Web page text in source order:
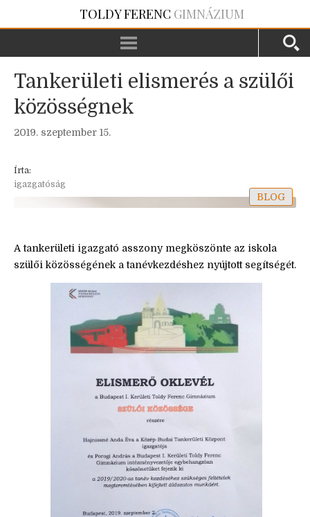
TOLDY FERENC GIMNÁZIUM
Tankerületi elismerés a szülői
közösségnek
2019. szeptember 15.
Írta:
igazgatóság
BLOG
A tankerületi igazgató asszony megköszönte az iskola
szülői közösségének a tanévkezdéshez nyújtott segítségét.